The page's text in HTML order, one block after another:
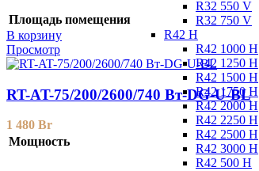
R32 550 V
R32 750 V
R42 H
R42 1000 H
R42 1250 H
R42 1500 H
R42 1750 H
R42 2000 H
R42 2250 H
R42 2500 H
R42 3000 H
R42 500 H
Площадь помещения
В корзину
Просмотр
RT-AT-75/200/2600/740 Вт-DG-U-BL
1 480 Br
Мощность